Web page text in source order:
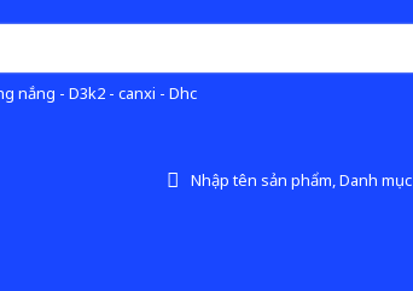
nắng - D3k2 - canxi - Dhc
Nhập tên sản phẩm, Danh mục